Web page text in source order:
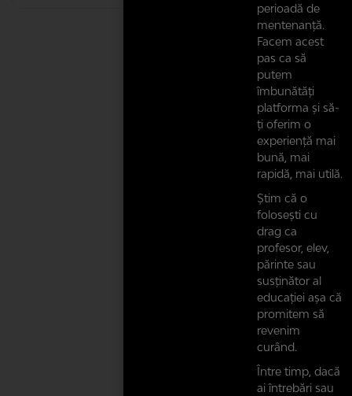
perioadă de
mentenanță.
Facem acest
pas ca să
putem
îmbunătăți
platforma și să-
ți oferim o
experiență mai
bună, mai
rapidă, mai utilă.
Știm că o
folosești cu
drag ca
profesor, elev,
părinte sau
susținător al
educației așa că
promitem să
revenim
curând.
Între timp, dacă
ai întrebări sau